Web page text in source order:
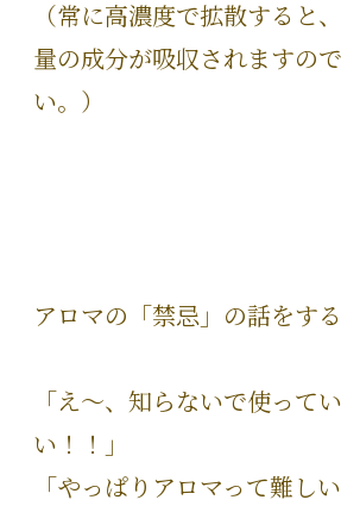
（常に高濃度で拡散すると
量の成分が吸収されますの
い。）
アロマの「禁忌」の話をする
「え～、知らないで使って
い！！」
「やっぱりアロマって難しい